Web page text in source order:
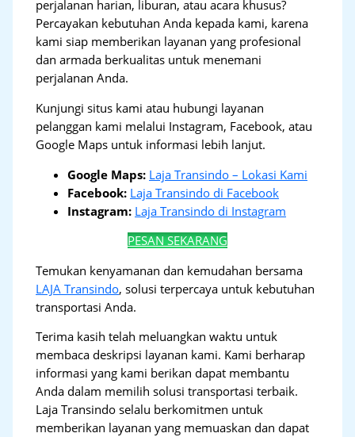
perjalanan harian, liburan, atau acara khusus?
Percayakan kebutuhan Anda kepada kami, karena
kami siap memberikan layanan yang profesional
dan armada berkualitas untuk menemani
perjalanan Anda.
Kunjungi situs kami atau hubungi layanan
pelanggan kami melalui Instagram, Facebook, atau
Google Maps untuk informasi lebih lanjut.
Google Maps: Laja Transindo – Lokasi Kami
Facebook: Laja Transindo di Facebook
Instagram: Laja Transindo di Instagram
PESAN SEKARANG
Temukan kenyamanan dan kemudahan bersama
LAJA Transindo, solusi terpercaya untuk kebutuhan
transportasi Anda.
Terima kasih telah meluangkan waktu untuk
membaca deskripsi layanan kami. Kami berharap
informasi yang kami berikan dapat membantu
Anda dalam memilih solusi transportasi terbaik.
Laja Transindo selalu berkomitmen untuk
memberikan layanan yang memuaskan dan dapat